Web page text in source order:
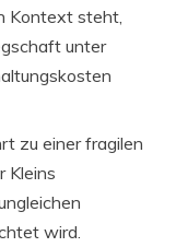
Kontext steht,
unter
zu einer fragilen
Kleins
wird.